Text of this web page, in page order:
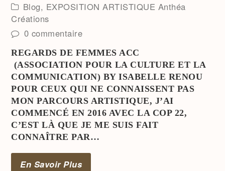
Blog, EXPOSITION ARTISTIQUE Anthéa
Créations
0 commentaire
REGARDS DE FEMMES ACC
(ASSOCIATION POUR LA CULTURE ET LA
COMMUNICATION) BY ISABELLE RENOU
POUR CEUX QUI NE CONNAISSENT PAS
MON PARCOURS ARTISTIQUE, J’AI
COMMENCÉ EN 2016 AVEC LA COP 22,
C’EST LÀ QUE JE ME SUIS FAIT
CONNAÎTRE PAR…
En Savoir Plus